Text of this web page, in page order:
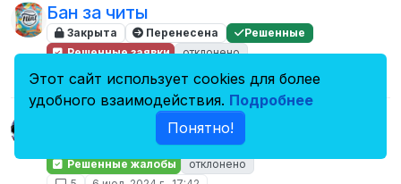
Бан за читы
Закрыта Перенесена
Решенные
Решенные заявки
отклонено
ne soglasen | by xebka
Перенесена
Решенные
Решенные жалобы
отклонено
Этот сайт использует cookies для более
удобного взаимодействия. Подробнее
Понятно!